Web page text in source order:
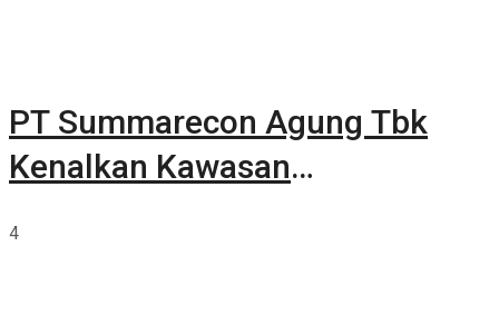
PT Summarecon Agung Tbk
Kenalkan Kawasan
4